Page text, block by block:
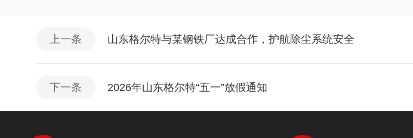
上一条 山东格尔特与某钢铁厂达成合作，护航除尘系统安全
下一条 2026年山东格尔特“五一”放假通知